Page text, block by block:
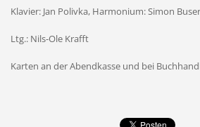
Klavier: Jan Polivka, Harmonium: Simon Buser
Ltg.: Nils-Ole Krafft
Karten an der Abendkasse und bei